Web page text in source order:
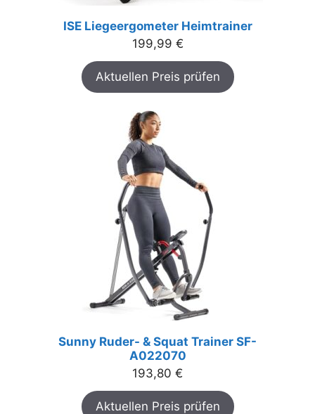
ISE Liegeergometer Heimtrainer
199,99 €
Aktuellen Preis prüfen
Sunny Ruder- & Squat Trainer SF-
A022070
193,80 €
Aktuellen Preis prüfen